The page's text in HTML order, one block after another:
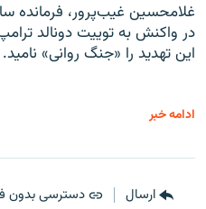
غلامحسین غیب‌پرور،
در واکنش به توییت دونالد
این تهدید را «جنگ روانی» نامید.
ادامه خبر
ارسال دسترسی بدون